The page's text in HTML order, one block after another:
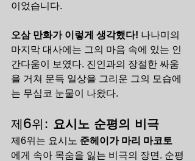
이었습니다.
오삼 만화가 이렇게 생각했다! 나나미의
마지막 대사에는 그의 마음 속에 있는 인
간다움이 보였다. 진인과의 장절한 싸움
을 거쳐 문득 일상을 그리운 그의 모습에
는 무심코 눈물이 나왔다.
제6위: 요시노 순평의 비극
제6위는 요시노 준헤이가 마리 마코토
에게 속아 목숨을 잃는 비극의 장면. 순평